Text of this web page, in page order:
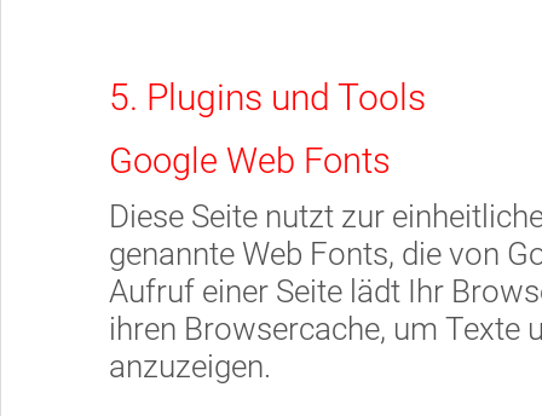
5. Plugins und Tools
Google Web Fonts
Diese Seite nutzt zur
genannte Web Fonts, die von
Aufruf einer Seite lädt Ihr
ihren Browsercache, um Texte
anzuzeigen.